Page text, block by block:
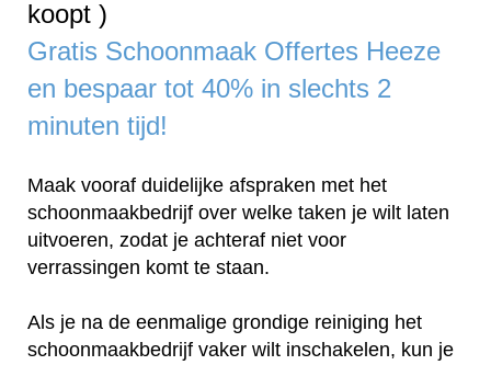
koopt )
Gratis Schoonmaak Offertes Heeze
en bespaar tot 40% in slechts 2
minuten tijd!
Maak vooraf duidelijke afspraken met het
schoonmaakbedrijf over welke taken je wilt laten
uitvoeren, zodat je achteraf niet voor
verrassingen komt te staan.
Als je na de eenmalige grondige reiniging het
schoonmaakbedrijf vaker wilt inschakelen, kun je